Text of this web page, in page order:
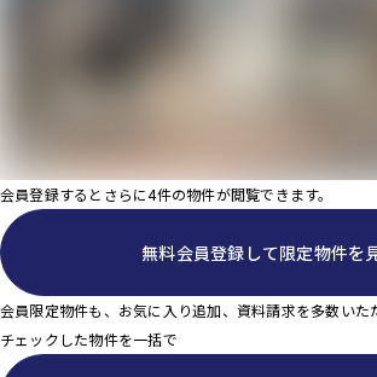
会員登録するとさらに4件の物件が閲覧できます。
無料会員登録 して限定物件を
会員限定物件も、お気に入り追加、資料請求を多数いた
チェックした物件を一括で